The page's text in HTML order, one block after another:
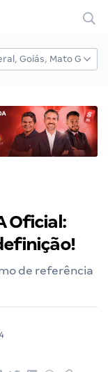
Oficial:
de referência